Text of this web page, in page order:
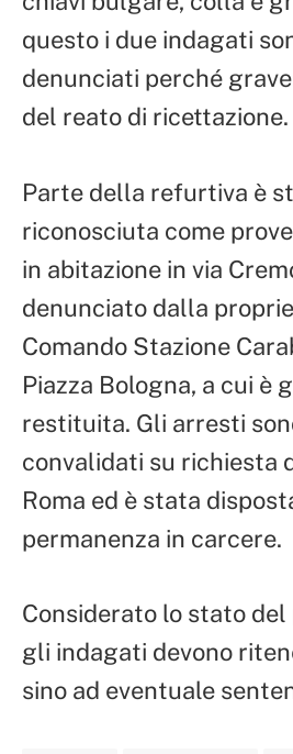
questo i due indagati
denunciati perché
del reato di ricettazione.
Parte della refurtiva è
riconosciuta come
in abitazione in via
denunciato dalla
Comando Stazione
Piazza Bologna, a cui è
restituita. Gli arresti
convalidati su richiesta
Roma ed è stata
permanenza in carcere.
Considerato lo stato
gli indagati devono
sino ad eventuale